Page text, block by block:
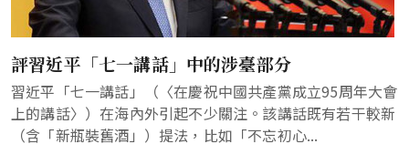
評習近平「七一講話」中的涉臺部分
習近平「七一講話」（〈在慶祝中國共產黨成立95周年大會
上的講話〉）在海內外引起不少關注。該講話既有若干較新
（含「新瓶裝舊酒」）提法，比如「不忘初心...